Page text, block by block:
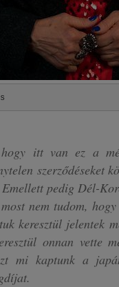
itt van ez a
szerződéseket
pedig Dél-
nem tudom,
keresztül jelentek
onnan vette
mi kaptunk a